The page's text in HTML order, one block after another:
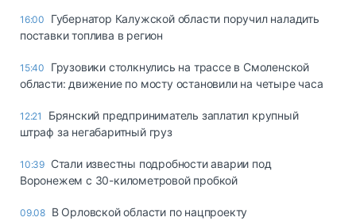
16:00
Губернатор Калужской области поручил наладить
поставки топлива в регион
15:40
Грузовики столкнулись на трассе в Смоленской
области: движение по мосту остановили на четыре часа
12:21
Брянский предприниматель заплатил крупный
штраф за негабаритный груз
10:39 Стали известны подробности аварии под
Воронежем с 30-километровой пробкой
09.08 В Орловской области по нацпроекту